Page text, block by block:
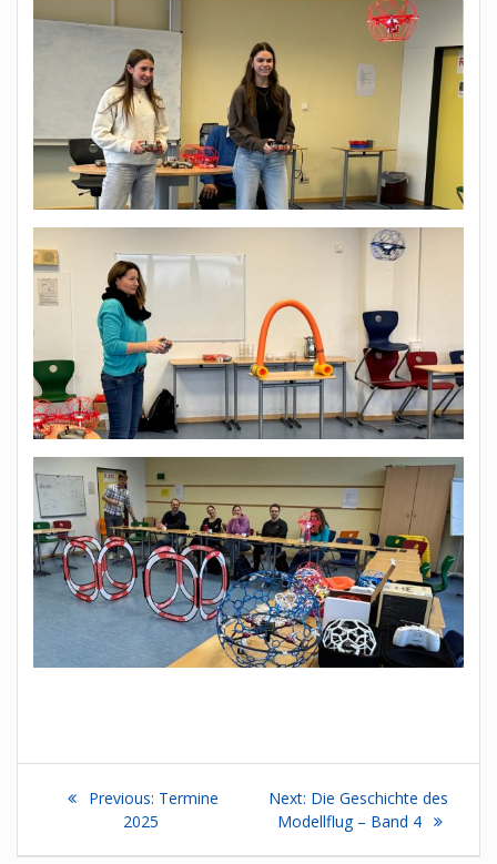
Beitragsnavigation
Previous: Previous
Termine
2025
Next: Next
post:
Die Geschichte des
Modellflug – Band 4